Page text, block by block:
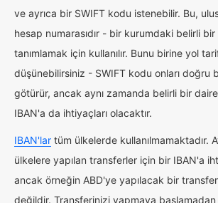
ve ayrıca bir SWIFT kodu istenebilir. Bu,
hesap numarasıdır - bir kurumdaki belirli bir
tanımlamak için kullanılır. Bunu birine yol
düşünebilirsiniz - SWIFT kodu onları doğru
götürür, ancak aynı zamanda belirli bir
IBAN'a da ihtiyaçları olacaktır.
IBAN'lar tüm ülkelerde kullanılmamaktadır.
ülkelere yapılan transferler için bir IBAN'a
ancak örneğin ABD'ye yapılacak bir
değildir. Transferinizi yapmaya başlamadan